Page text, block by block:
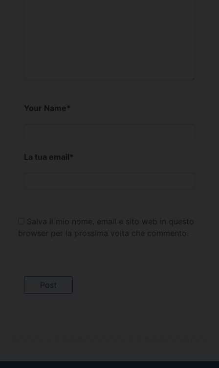
Your Name*
La tua email*
Salva il mio nome, email e sito web in questo
browser per la prossima volta che commento.